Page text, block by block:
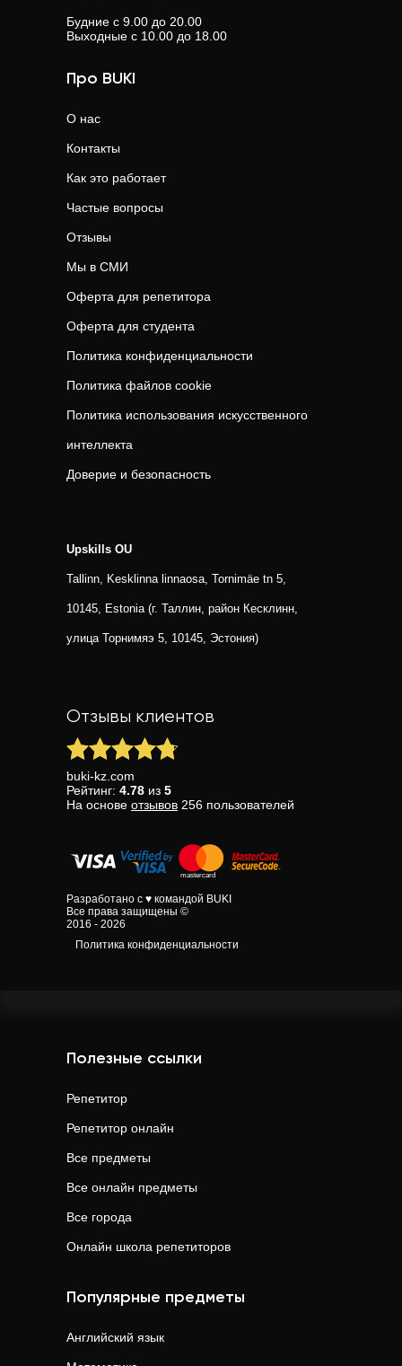
Будние с 9.00 до 20.00
Выходные с 10.00 до 18.00
Про BUKI
О нас
Контакты
Как это работает
Частые вопросы
Отзывы
Мы в СМИ
Оферта для репетитора
Оферта для студента
Политика конфиденциальности
Политика файлов cookie
Политика использования искусственного
интеллекта
Доверие и безопасность
Upskills OU
Tallinn, Kesklinna linnaosa, Tornimäe tn 5,
10145, Estonia (г. Таллин, район Кесклинн,
улица Торнимяэ 5, 10145, Эстония)
Отзывы клиентов
buki-kz.com
Рейтинг: 4.78 из 5
На основе отзывов 256 пользователей
Разработано с ♥ командой BUKI
Все права защищены ©
2016 - 2026
Политика конфиденциальности
Полезные ссылки
Репетитор
Репетитор онлайн
Все предметы
Все онлайн предметы
Все города
Онлайн школа репетиторов
Популярные предметы
Английский язык